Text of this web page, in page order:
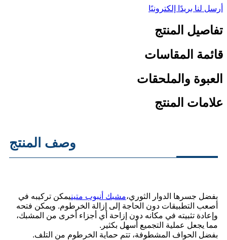
أرسل لنا بريدًا إلكترونيًا
تفاصيل المنتج
قائمة المقاسات
العبوة والملحقات
علامات المنتج
وصف المنتج
بفضل جسرها الدوار الثوري،مشبك أنبوب متينيمكن تركيبه في
أصعب التطبيقات دون الحاجة إلى إزالة الخرطوم. ويمكن فتحه
وإعادة تثبيته في مكانه دون إزاحة أي أجزاء أخرى من المشبك،
مما يجعل عملية التجميع أسهل بكثير.
بفضل الحواف المشطوفة، تتم حماية الخرطوم من التلف.